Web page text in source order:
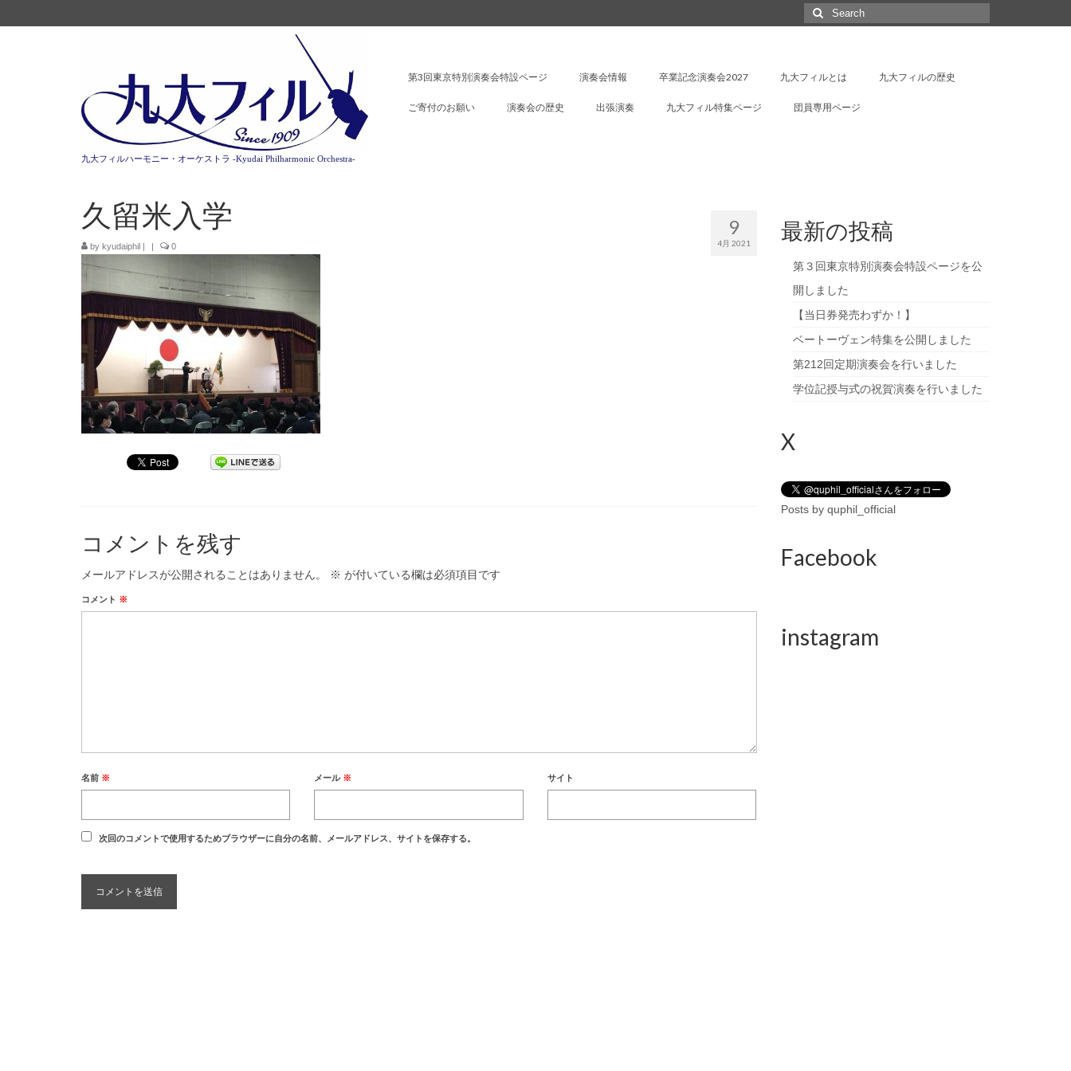
Search
for:
九大フィルハーモニー・オーケストラ -Kyudai Philharmonic Orchestra-
第3回東京特別演奏会特設ページ 演奏会情報 卒業記念演奏会2027 九大フィルとは 九大フィルの歴史
ご寄付のお願い 演奏会の歴史 出張演奏 九大フィル特集ページ 団員専用ページ
9
4月 2021
久留米入学
by kyudaiphil | | 0
コメントを残す
メールアドレスが公開されることはありません。 ※ が付いている欄は必須項目です
コメント ※
名前 ※ メール ※ サイト
次回のコメントで使用するためブラウザーに自分の名前、メールアドレス、サイトを保存する。
最新の投稿
第３回東京特別演奏会特設ページを公
開しました
【当日券発売わずか！】
ベートーヴェン特集を公開しました
第212回定期演奏会を行いました
学位記授与式の祝賀演奏を行いました
X
Posts by quphil_official
Facebook
instagram